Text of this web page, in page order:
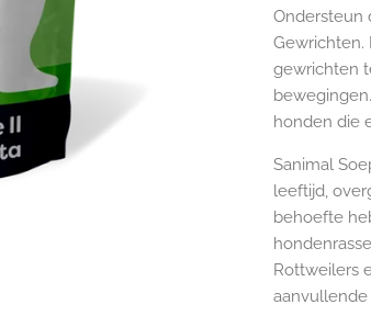
Ondersteun
gewrichten
honden die
Sanimal
leeftijd,
behoefte
Rottweilers